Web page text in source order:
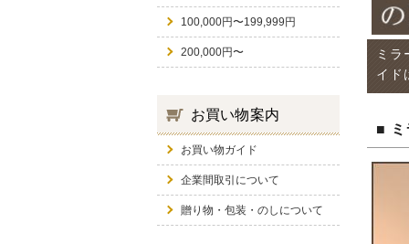
100,000円〜199,999円
200,000円〜
お買い物案内
お買い物ガイド
企業間取引について
贈り物・包装・のしについて
ミラ
イド
■ ミ